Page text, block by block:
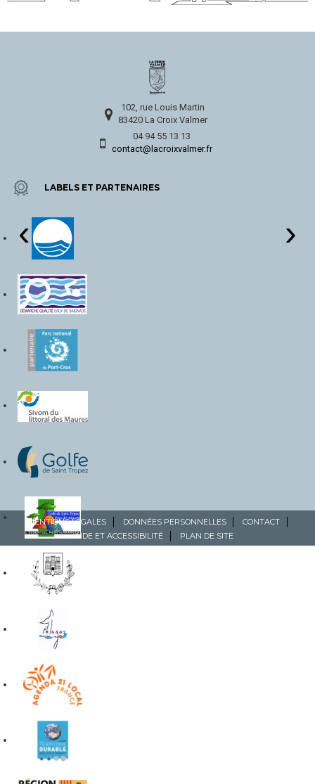
102, rue Louis Martin
83420 La Croix Valmer
04 94 55 13 13
contact@lacroixvalmer.fr
LABELS ET PARTENAIRES
‹ ›
MENTIONS LÉGALES DONNÉES PERSONNELLES
CONTACT
AIDE ET ACCESSIBILITÉ
PLAN DE SITE